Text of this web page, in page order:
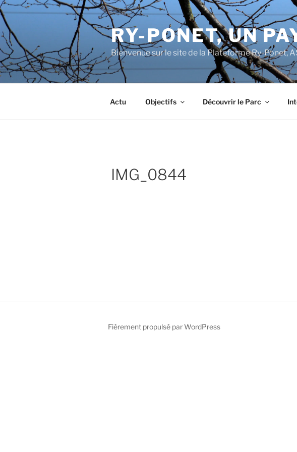
Aller
au
contenu
principal
RY-PONET, UN
Bienvenue sur le site de la Plateforme Ry-Ponet,
Actu Objectifs Découvrir le Parc
IMG_0844
Fièrement propulsé par WordPress